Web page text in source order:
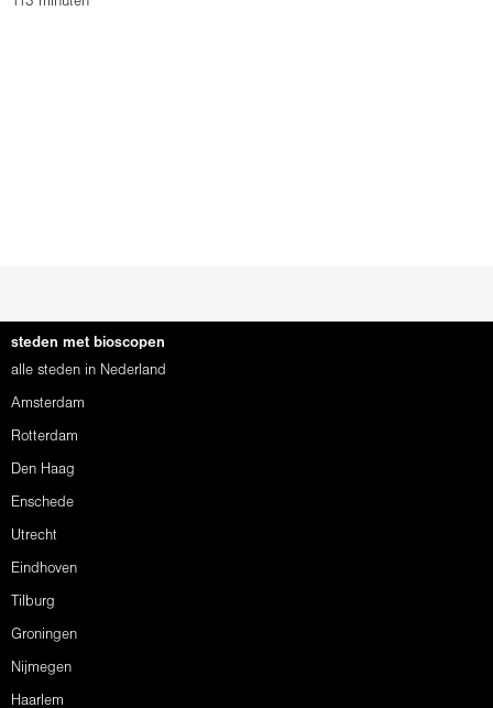
steden met bioscopen
alle steden in Nederland
Amsterdam
Rotterdam
Den Haag
Enschede
Utrecht
Eindhoven
Tilburg
Groningen
Nijmegen
Haarlem